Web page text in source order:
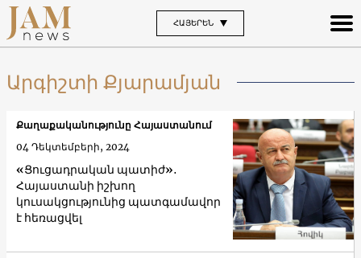
ՀԱՅԵՐԵՆ
Արգիշտի Քյարամյան
«Ցուցադրական պատիժ»․
Հայաստանի իշխող
կուսակցությունից պատգամավոր
է հեռացվել
Քաղաքականությունը Հայաստանում
04 Դեկտեմբերի, 2024